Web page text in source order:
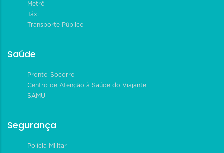
Metrô
Táxi
Transporte Público
Saúde
Pronto-Socorro
Centro de Atenção à Saúde do Viajante
SAMU
Segurança
Polícia Militar